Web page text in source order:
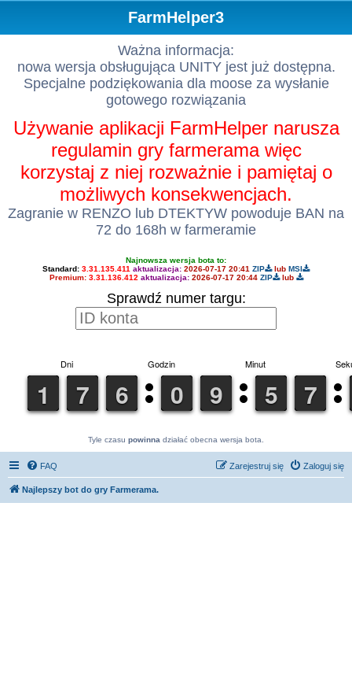
FarmHelper3
Ważna informacja:
nowa wersja obsługująca UNITY jest już dostępna.
Specjalne podziękowania dla moose za wysłanie
gotowego rozwiązania
Używanie aplikacji FarmHelper narusza
regulamin gry farmerama więc
korzystaj z niej rozważnie i pamiętaj o
możliwych konsekwencjach.
Zagranie w RENZO lub DTEKTYW powoduje BAN na
72 do 168h w farmeramie
Najnowsza wersja bota to:
Standard: 3.31.135.411 aktualizacja: 2026-07-17 20:41 ZIP lub MSI
Premium: 3.31.136.412 aktualizacja: 2026-07-17 20:44 ZIP lub
Sprawdź numer targu:
Tyle czasu powinna działać obecna wersja bota.
FAQ Zaloguj się
Zarejestruj się
Najlepszy bot do gry Farmerama.